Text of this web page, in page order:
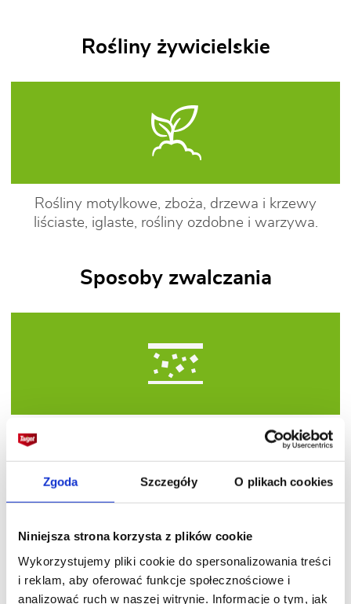
Zgoda Szczegóły O plikach cookies
Niniejsza strona korzysta z plików cookie
Wykorzystujemy pliki cookie do spersonalizowania treści
i reklam, aby oferować funkcje społecznościowe i
analizować ruch w naszej witrynie. Informacje o tym, jak
Rośliny żywicielskie
Rośliny motylkowe, zboża, drzewa i krzewy
liściaste, iglaste, rośliny ozdobne i warzywa.
Sposoby zwalczania
W zwalczaniu tej choroby można stosować środki
lub Lykos
- ekstrakt ze skrzypu polnego
rośliny i pomagają ograniczyć rozwój patogenów.
Amistar 250 SC
. Do użytku profesjonalnego
zaleca się
Switch 62,5 WG
SCiMiedzian 50 WP , które są szczególnie
efektywne w ochronie roślin przed infekcjami